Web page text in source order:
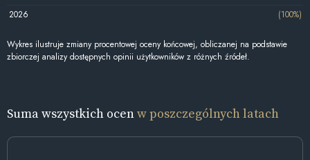
2026
(100%)
Wykres ilustruje zmiany procentowej oceny końcowej, obliczanej na podstawie
zbiorczej analizy dostępnych opinii użytkowników z różnych źródeł.
Suma wszystkich ocenw poszczególnych latach